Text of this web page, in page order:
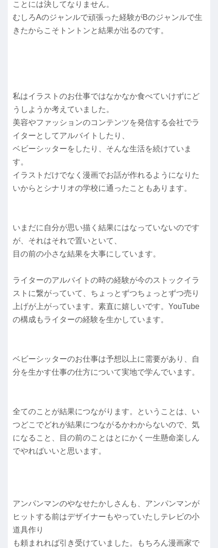
ことには決してなりません。
むしろAのジャンルで頑張った経験がBのジャンルで生
きたからこそトントンと結果が出るのです。
私はイラストのお仕事ではなかなか食べていけずにど
うしようか考えていました。
美容やファッションのコンテンツを発信する会社でラ
イターとしてアルバイトしたり、
ベビーシッターをしたり、そんな生活を続けていま
す。
イラストだけでなく漫画でお話が作れるようになりた
いからとシナリオの学校に通ったこともあります。
いまだに自分が思い描く結果にはなっていないのです
が、それはそれで置いといて、
目の前の小さな結果を大事にしています。
ライターのアルバイトの時の経験が今のストックイラ
ストに繋がっていて、ちょっとずつちょっとずつ売り
上げが上がっています。素直に嬉しいです。YouTube
の構成もライターの経験を生かしています。
ベビーシッターのお仕事は予想以上に需要があり、自
分を生かす仕事の仕方について実地で学んでいます。
全てのことが結果につながります。ということは、い
つどこでどれが結果につながるかわからないので、気
になること、目の前のことはとにかく一生懸命楽しん
でやればいいと思います。
アンパンマンのやなせたかしさんも、アンパンマンが
ヒットする前はデザイナーもやっていたしテレビの小
道具作り
も頼まれれば引き受けていました。もちろん漫画家で